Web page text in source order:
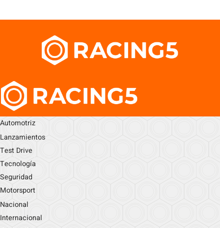
Automotriz
Lanzamientos
Test Drive
Tecnología
Seguridad
Motorsport
Nacional
Internacional